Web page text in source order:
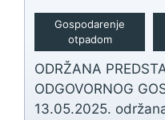
Gospodarenje
otpadom
ODRŽANA
ODGOVORNOG
13.05.2025.